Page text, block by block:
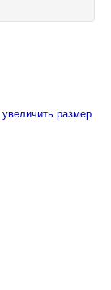
увеличить размер